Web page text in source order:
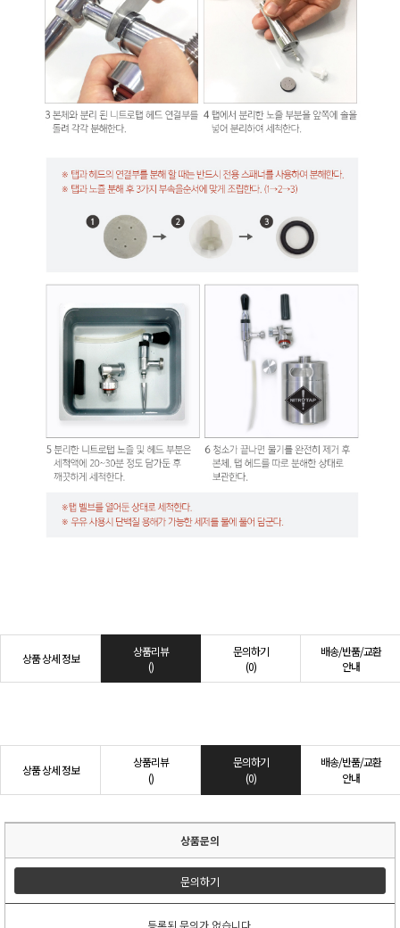
상품 상세 정보
상품리뷰
()
문의하기
(0)
배송/반품/교환
안내
상품 상세 정보
상품리뷰
()
문의하기
(0)
배송/반품/교환
안내
상품문의
문의하기